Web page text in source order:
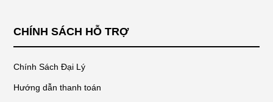
CHÍNH SÁCH HỖ TRỢ
Chính Sách Đại Lý
Hướng dẫn thanh toán